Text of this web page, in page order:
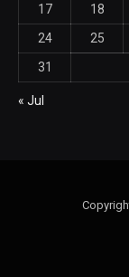
17
18
24
25
31
« Jul